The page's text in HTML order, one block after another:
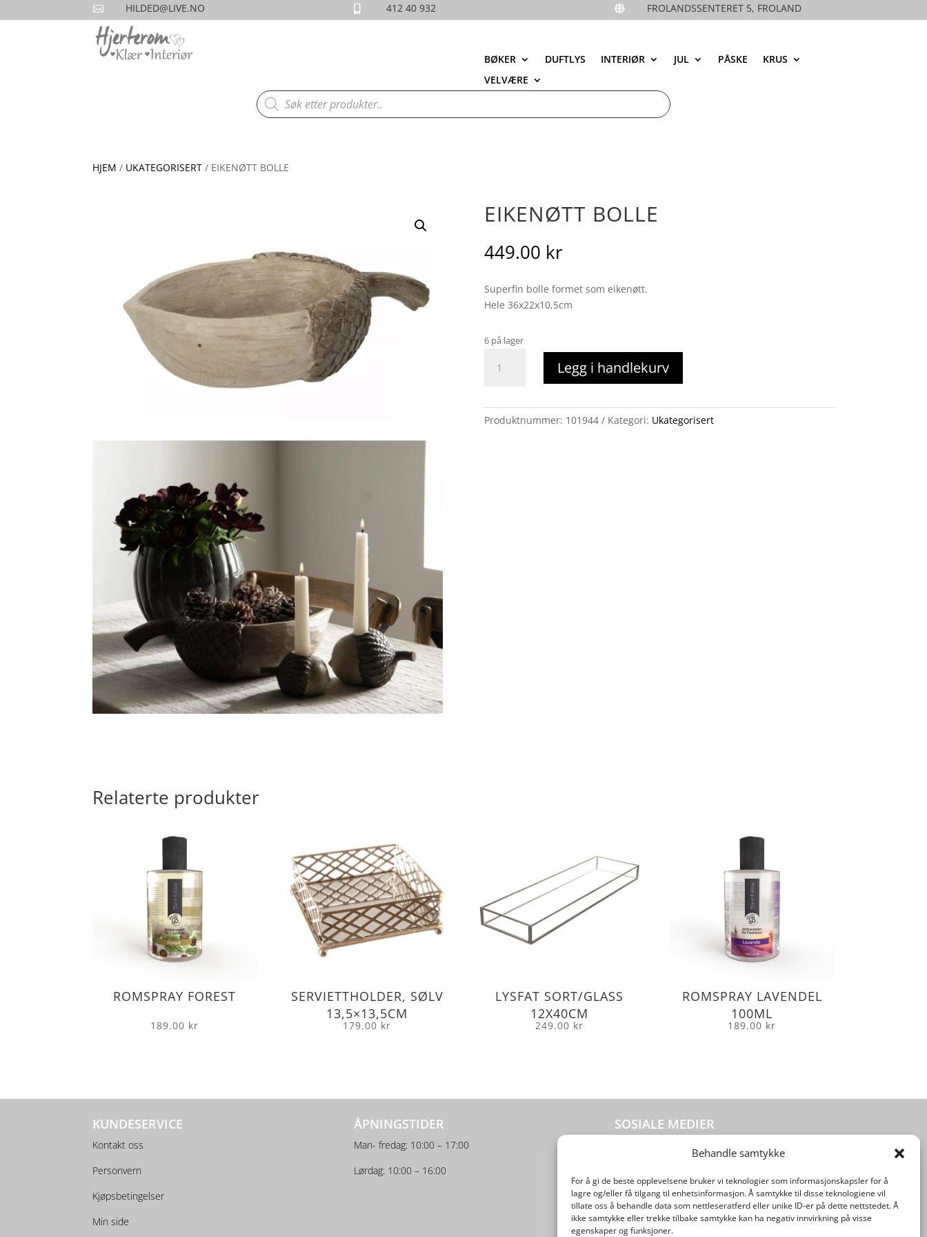
Behandle samtykke
For å gi de beste opplevelsene bruker vi teknologier som informasjonskapsler for å
lagre og/eller få tilgang til enhetsinformasjon. Å samtykke til disse teknologiene vil
tillate oss å behandle data som nettleseratferd eller unike ID-er på dette nettstedet. Å
ikke samtykke eller trekke tilbake samtykke kan ha negativ innvirkning på visse
egenskaper og funksjoner.
 HILDED@LIVE.NO  412 40 932  FROLANDSSENTERET 5, FROLAND
BØKER DUFTLYS INTERIØR JUL PÅSKE
KRUS
VELVÆRE
Products
search
HJEM / UKATEGORISERT / EIKENØTT BOLLE
EIKENØTT BOLLE
449.00 kr
Superfin bolle formet som eikenøtt.
Hele 36x22x10,5cm
6 på lager
bolle
Legg i handlekurv
Produktnummer: 101944 Kategori: Ukategorisert
Relaterte produkter
ROMSPRAY FOREST
189.00 kr
SERVIETTHOLDER, SØLV
13,5×13,5CM
179.00 kr
LYSFAT SORT/GLASS
12X40CM
249.00 kr
ROMSPRAY LAVENDEL
100ML
189.00 kr
KUNDESERVICE
Kontakt oss
Personvern
Kjøpsbetingelser
Min side
ÅPNINGSTIDER
Man- fredag: 10:00 – 17:00
Lørdag: 10:00 – 16:00
SOSIALE MEDIER